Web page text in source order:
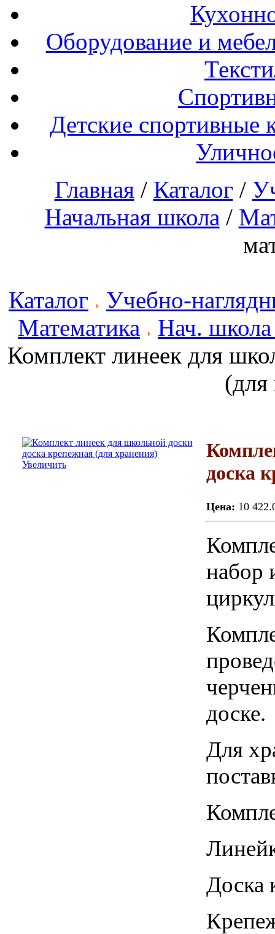
Оборудование и
Детские спортивные
Главная/ Каталог /
Начальная школа /
Каталог
Учебно-
Математика
Нач. школа
Комплект линеек для
(для
Увеличить
доска
Цена: 10
набор
доске.
Для
Доска